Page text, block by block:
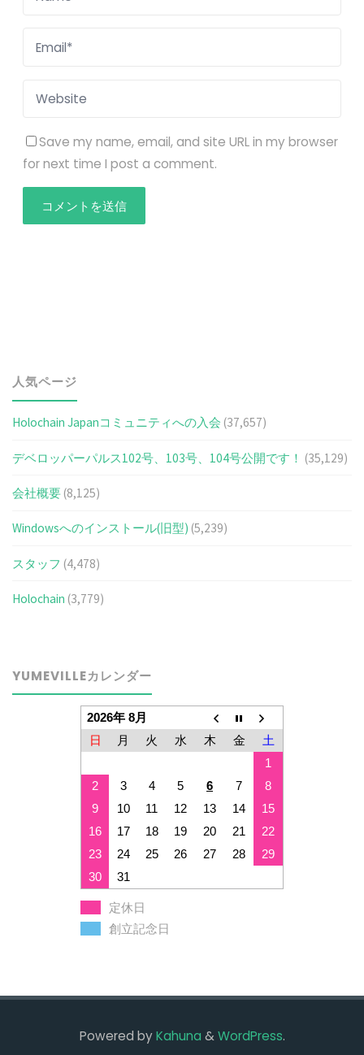
Save my name, email, and site URL in my browser
for next time I post a comment.
人気ページ
Holochain Japanコミュニティへの入会 (37,657)
デベロッパーパルス102号、103号、104号公開です！ (35,129)
会社概要 (8,125)
Windowsへのインストール(旧型) (5,239)
スタッフ (4,478)
Holochain (3,779)
YUMEVILLEカレンダー
2026年 8月
日
月 火 水 木 金
土
1
2
3 4 5 6 7
8
9
10 11 12 13 14
15
16
17 18 19 20 21
22
23
24 25 26 27 28
29
30
31
定休日
創立記念日
Powered byKahuna &WordPress.